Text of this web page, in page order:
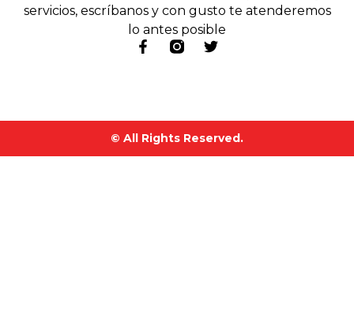
servicios, escríbanos y con gusto te atenderemos
lo antes posible
© All Rights Reserved.